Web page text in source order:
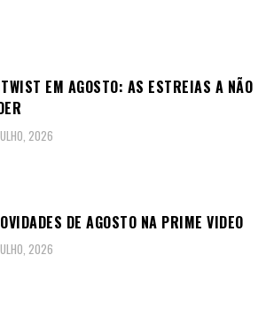
EM AGOSTO: AS ESTREIAS A NÃO
2026
DE AGOSTO NA PRIME VIDEO
2026